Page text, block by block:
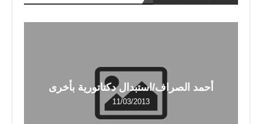
أحمد الصراف/استبدال دكتاتورية بأخرى
11/03/2013